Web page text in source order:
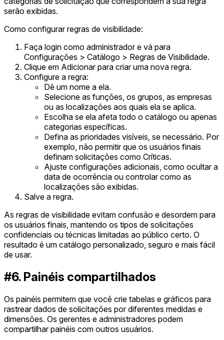
serão exibidas.
Como configurar regras de visibilidade:
Faça login como administrador e vá para
Configurações > Catálogo > Regras de Visibilidade.
Clique em Adicionar para criar uma nova regra.
Configure a regra:
Dê um nome a ela.
Selecione as funções, os grupos, as empresas
ou as localizações aos quais ela se aplica.
Escolha se ela afeta todo o catálogo ou apenas
categorias específicas.
Defina as prioridades visíveis, se necessário. Por
exemplo, não permitir que os usuários finais
definam solicitações como Críticas.
Ajuste configurações adicionais, como ocultar a
data de ocorrência ou controlar como as
localizações são exibidas.
Salve a regra.
As regras de visibilidade evitam confusão e desordem para
os usuários finais, mantendo os tipos de solicitações
confidenciais ou técnicas limitadas ao público certo. O
resultado é um catálogo personalizado, seguro e mais fácil
de usar.
#6. Painéis compartilhados
Os painéis permitem que você crie tabelas e gráficos para
rastrear dados de solicitações por diferentes medidas e
dimensões. Os gerentes e administradores podem
compartilhar painéis com outros usuários.